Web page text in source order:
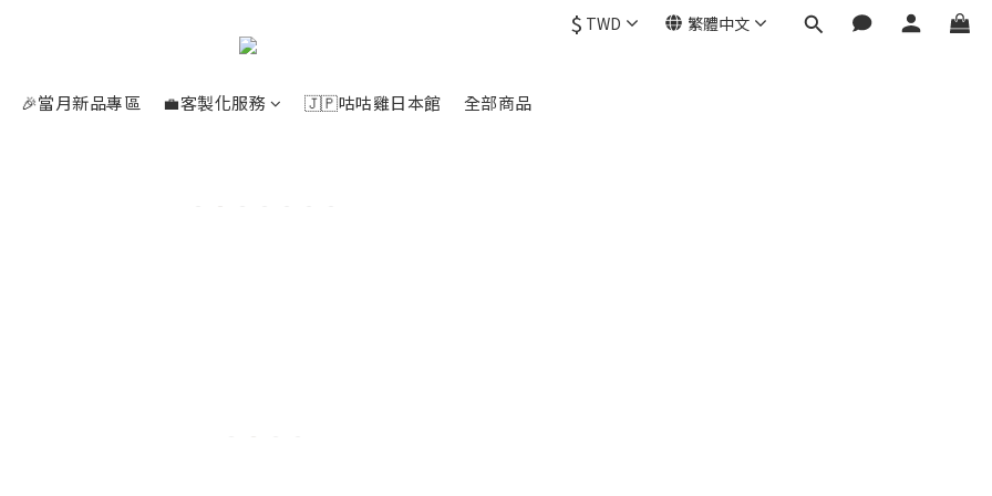
$ TWD 繁體中文
🎉當月新品專區 💼客製化服務 🇯🇵咕咕雞日本館 全部商品